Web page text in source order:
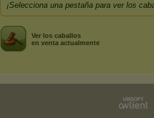
¡Selecciona una pestaña para ver los
Ver los caballos
en venta actualmente